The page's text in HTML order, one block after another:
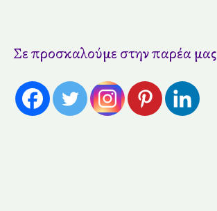
Σε προσκαλούμε στην παρέα μας